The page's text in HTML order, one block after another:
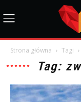
Strona główna Tagi
Tag: